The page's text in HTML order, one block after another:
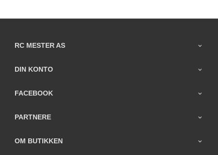
RC MESTER AS
DIN KONTO
FACEBOOK
PARTNERE
OM BUTIKKEN